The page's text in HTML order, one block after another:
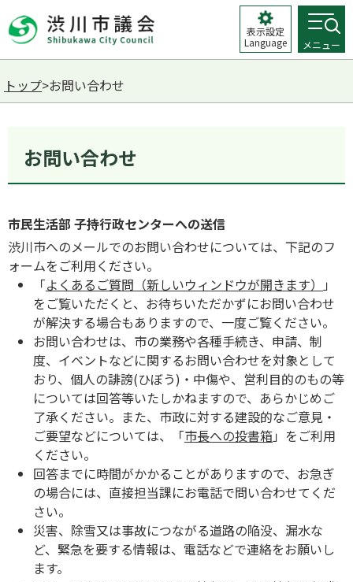
表示設定
Language
メニュー
トップ>お問い合わせ
お問い合わせ
市民生活部 子持行政センターへの送信
渋川市へのメールでのお問い合わせについては、下記のフ
ォームをご利用ください。
「よくあるご質問（新しいウィンドウが開きます）
」
をご覧いただくと、お待ちいただかずにお問い合わせ
が解決する場合もありますので、一度ご覧ください。
お問い合わせは、市の業務や各種手続き、申請、制
度、イベントなどに関するお問い合わせを対象として
おり、個人の誹謗(ひぼう)・中傷や、営利目的のもの等
については回答等いたしかねますので、あらかじめご
了承ください。また、市政に対する建設的なご意見・
ご要望などについては、「市長への投書箱」をご利用
ください。
回答までに時間がかかることがありますので、お急ぎ
の場合には、直接担当課にお電話で問い合わせてくだ
さい。
災害、除雪又は事故につながる道路の陥没、漏水な
ど、緊急を要する情報は、電話などで連絡をお願いし
ます。